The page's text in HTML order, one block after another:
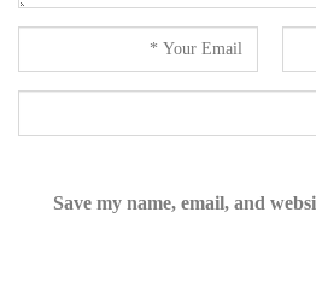
Save my name, email, and